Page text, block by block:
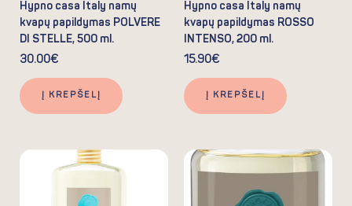
Hypno casa Italy namų
kvapų papildymas POLVERE
DI STELLE, 500 ml.
30.00€
Į KREPŠELĮ
Hypno casa Italy namų
kvapų papildymas ROSSO
INTENSO, 200 ml.
15.90€
Į KREPŠELĮ